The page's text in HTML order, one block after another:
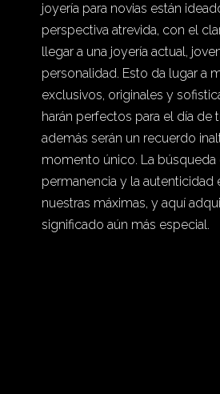
joyería para novias están
perspectiva atrevida, con el
llegar a una joyería actual,
personalidad. Esto da lugar a
exclusivos, originales y
harán perfectos para el día de
además serán un recuerdo
momento único. La búsqueda
permanencia y la autenticidad
nuestras máximas, y aquí
significado aún más especial.